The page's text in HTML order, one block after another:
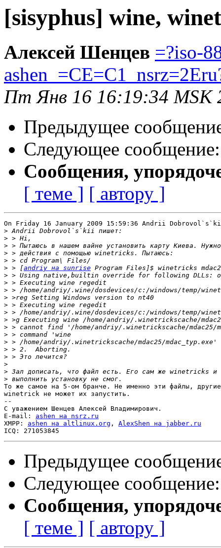
[sisyphus] wine,
Алексей Шенцев =?iso-
Пт Янв 16 16:19:34 MSK
Предыдущее
Следующее
Сообщения,
[ теме ] [ автору ]
On Friday 16 January 2009 15:59:36 Andrii
>
>
>
>
>
> > [andriy на sunrise
>
>
>
>
>
>
>
>
>
>
>
>
>
>
>
То же самое на 5-ом бранче. Не именно эти файлы,
winetrick не может их запустить.
--
С уважением Шенцев Алексей Владимирович.
E-mail: ashen на nsrz.ru
XMPP: ashen на altlinux.org , AlexShen на jabber.ru
Предыдущее
Следующее
Сообщения,
[ теме ] [ автору ]